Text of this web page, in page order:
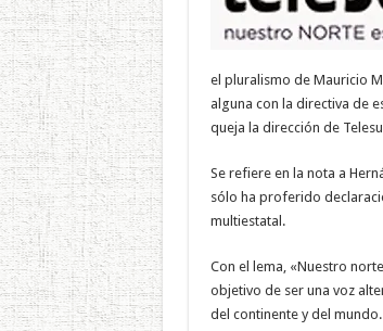
el pluralismo de Mauricio
alguna con la directiva de
queja la dirección de
Se refiere en la nota a
sólo ha proferido
multiestatal.
Con el lema, «Nuestro
objetivo de ser una voz
del continente y del mundo.